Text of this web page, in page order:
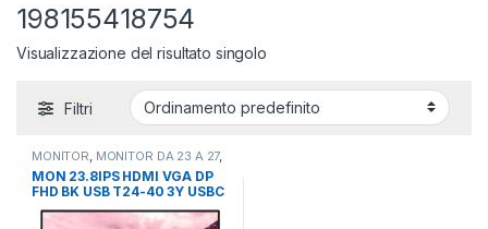
198155418754
Visualizzazione del risultato singolo
Filtri
MONITOR, MONITOR DA 23 A 27,
MONITOR LCD
MON 23.8IPS HDMI VGA DP
FHD BK USB T24-40 3Y USBC
15W